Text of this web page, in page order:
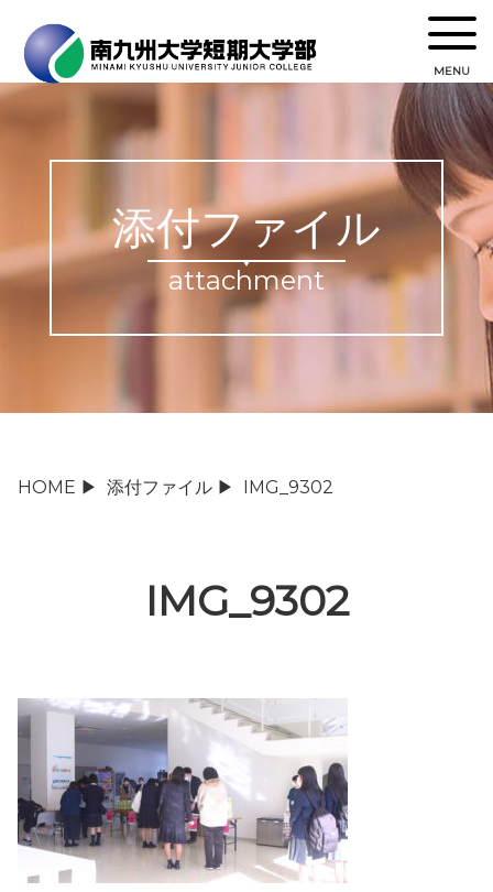
MENU
添付ファイル
attachment
HOME ▶ 添付ファイル ▶ IMG_9302
IMG_9302